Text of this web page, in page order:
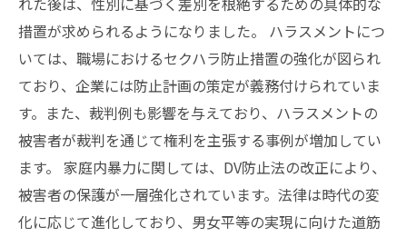
措置が求められるようになりました。 ハラスメントにつ
いては、職場におけるセクハラ防止措置の強化が図られ
ており、企業には防止計画の策定が義務付けられていま
す。また、裁判例も影響を与えており、ハラスメントの
被害者が裁判を通じて権利を主張する事例が増加してい
ます。 家庭内暴力に関しては、DV防止法の改正により、
被害者の保護が一層強化されています。法律は時代の変
化に応じて進化しており、男女平等の実現に向けた道筋